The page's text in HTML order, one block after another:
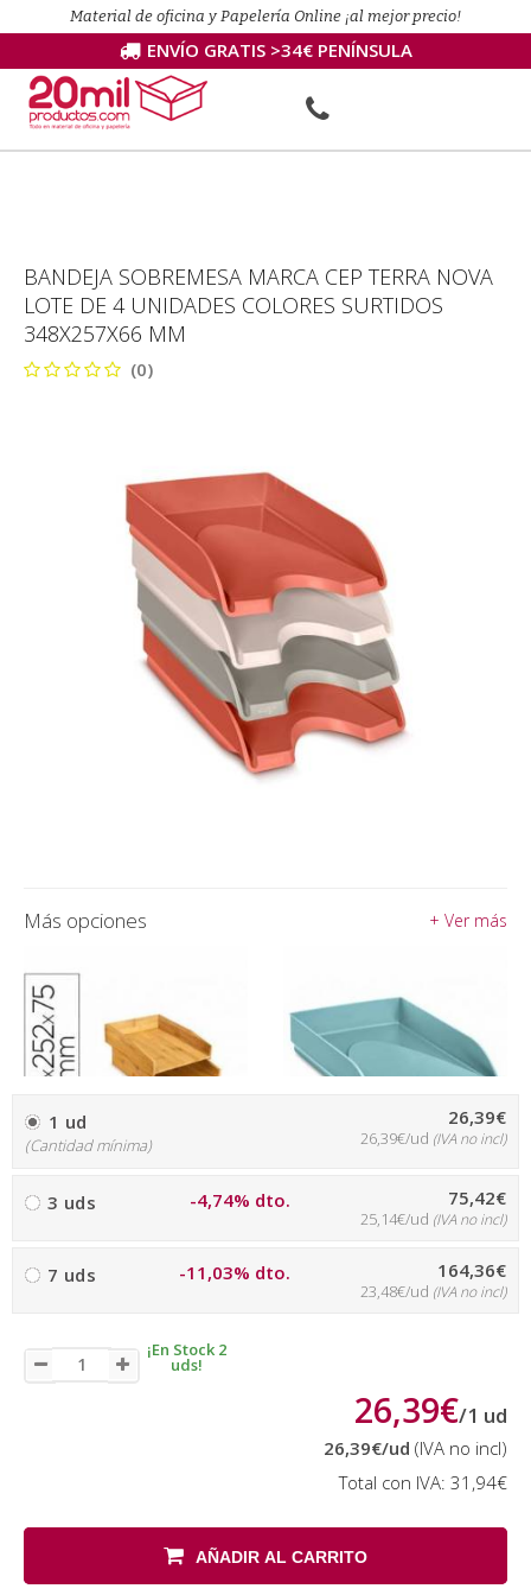
Material de oficina y Papelería Online ¡al mejor precio!
ENVÍO GRATIS >34€ PENÍNSULA
BANDEJA SOBREMESA MARCA CEP TERRA NOVA
LOTE DE 4 UNIDADES COLORES SURTIDOS
348X257X66 MM
(0)
Más opciones + Ver más
1 ud
(Cantidad mínima)
26,39€
26,39€/ud (IVA no incl)
3 uds -4,74% dto. 75,42€
25,14€/ud (IVA no incl)
7 uds -11,03% dto. 164,36€
23,48€/ud (IVA no incl)
¡En Stock 2
uds!
26,39€/1 ud
26,39€/ud (IVA no incl)
Total con IVA: 31,94€
AÑADIR AL CARRITO